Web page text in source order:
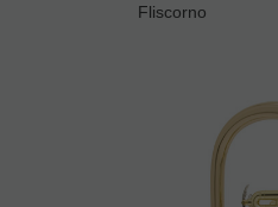
Fliscorno